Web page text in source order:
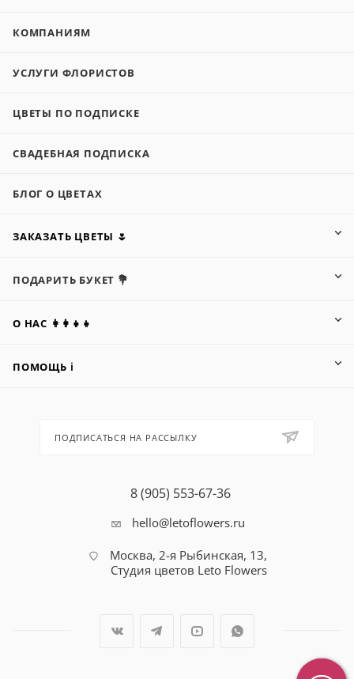
КОМПАНИЯМ
УСЛУГИ ФЛОРИСТОВ
ЦВЕТЫ ПО ПОДПИСКЕ
СВАДЕБНАЯ ПОДПИСКА
БЛОГ О ЦВЕТАХ
ЗАКАЗАТЬ ЦВЕТЫ 🌷
ПОДАРИТЬ БУКЕТ 💐
О НАС 👩‍👩‍👧‍👧
ПОМОЩЬ ℹ️
ПОДПИСАТЬСЯ НА РАССЫЛКУ
8 (905) 553-67-36
hello@letoflowers.ru
Москва, 2-я Рыбинская, 13,
Студия цветов Leto Flowers